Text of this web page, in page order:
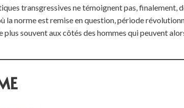
transgressives ne témoignent pas, finalement,
la norme est remise en question, période
plus souvent aux côtés des hommes qui peuvent